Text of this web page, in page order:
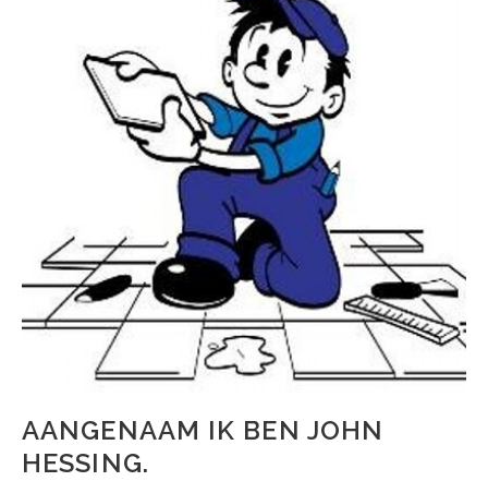
AANGENAAM IK BEN JOHN
HESSING.